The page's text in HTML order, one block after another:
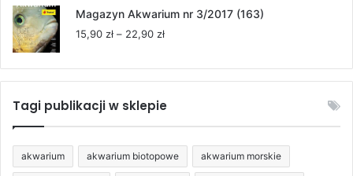
od
Magazyn Akwarium nr 3/2017 (163)
15,90 zł – 22,90 złZakres
od
15,90 zł
Tagi publikacji w sklepie
akwarium akwarium biotopowe akwarium morskie